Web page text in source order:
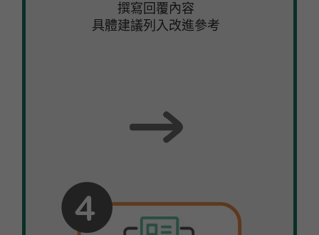
撰寫回覆內容
具體建議列入改進參考